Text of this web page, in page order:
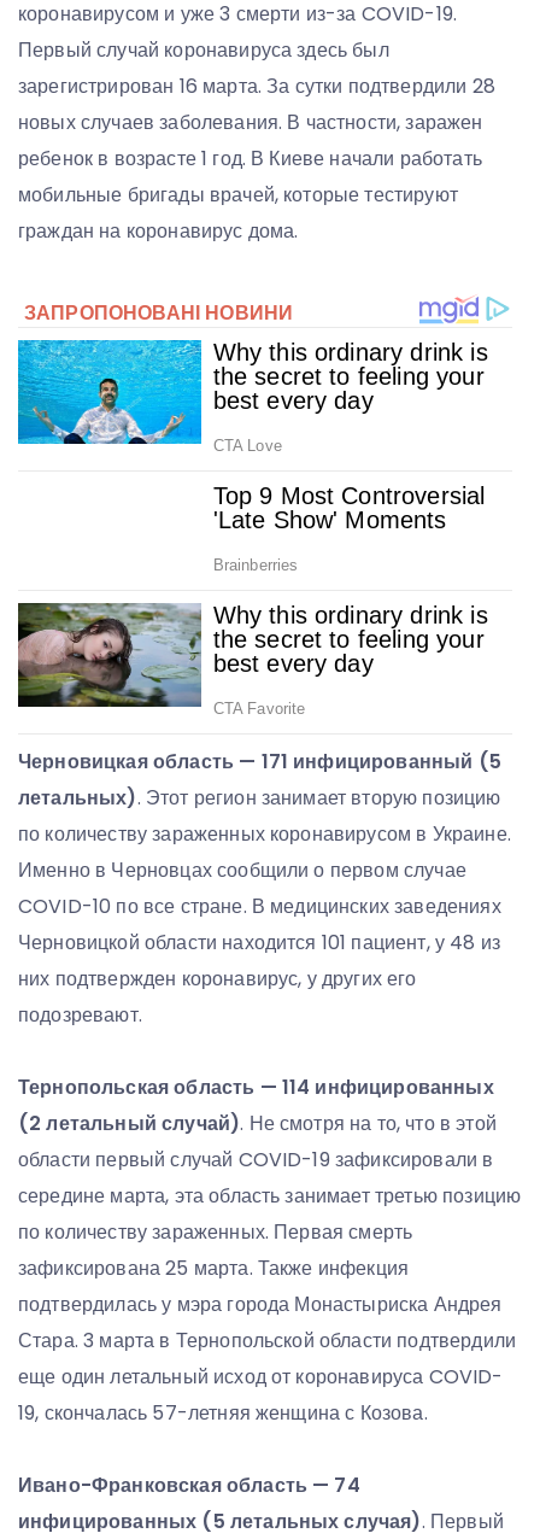
коронавирусом и уже 3 смерти из-за COVID-19.
Первый случай коронавируса здесь был
зарегистрирован 16 марта. За сутки подтвердили 28
новых случаев заболевания. В частности, заражен
ребенок в возрасте 1 год. В Киеве начали работать
мобильные бригады врачей, которые тестируют
граждан на коронавирус дома.
Черновицкая область — 171 инфицированный (5
летальных). Этот регион занимает вторую позицию
по количеству зараженных коронавирусом в Украине.
Именно в Черновцах сообщили о первом случае
COVID-10 по все стране. В медицинских заведениях
Черновицкой области находится 101 пациент, у 48 из
них подтвержден коронавирус, у других его
подозревают.
Тернопольская область — 114 инфицированных
(2 летальный случай). Не смотря на то, что в этой
области первый случай COVID-19 зафиксировали в
середине марта, эта область занимает третью позицию
по количеству зараженных. Первая смерть
зафиксирована 25 марта. Также инфекция
подтвердилась у мэра города Монастыриска Андрея
Стара. 3 марта в Тернопольской области подтвердили
еще один летальный исход от коронавируса COVID-
19, скончалась 57-летняя женщина с Козова.
Ивано-Франковская область — 74
инфицированных (5 летальных случая). Первый